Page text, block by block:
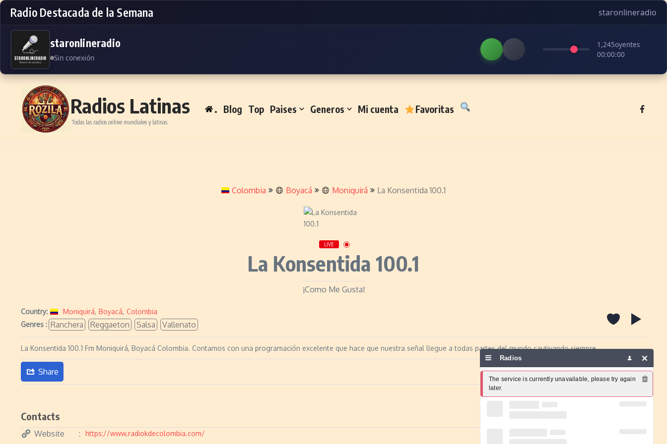
Radio Destacada de la Semana staronlineradio
staronlineradio
Sin conexión
1,245oyentes
00:00:00
Skip to content
Radios Latinas
Todas las radios online mundiales y latinas.
. Blog Top Paises Generos Mi cuenta Favoritas
Colombia Boyacá Moniquirá La Konsentida 100.1
LIVE
La Konsentida 100.1
¡Como Me Gusta!
Country: Moniquirá, Boyacá, Colombia
Genres : Ranchera Reggaeton Salsa Vallenato
La Konsentida 100.1 Fm Moniquirá, Boyacá Colombia. Contamos con una programación excelente que hace que nuestra señal llegue a todas partes del mundo cautivando siempre
Share Report a problem
Contacts
Website https://www.radiokdecolombia.com/
Radios
The service is currently unavailable, please try again
later.